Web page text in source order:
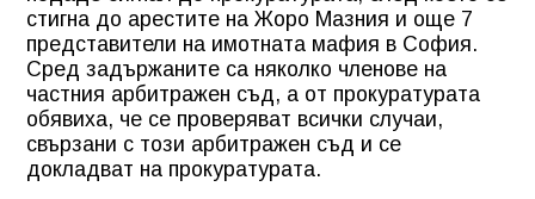
стигна до арестите на Жоро Мазния и още 7
представители на имотната мафия в София.
Сред задържаните са няколко членове на
частния арбитражен съд, а от прокуратурата
обявиха, че се проверяват всички случаи,
свързани с този арбитражен съд и се
докладват на прокуратурата.